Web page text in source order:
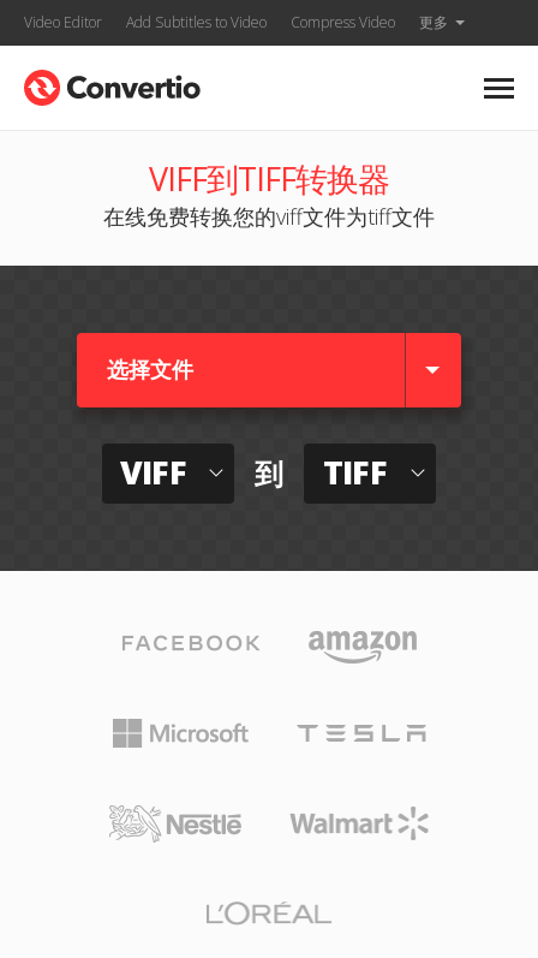
Video Editor Add Subtitles to Video Compress Video 更多
VIFF到TIFF转换器
在线免费转换您的viff文件为tiff文件
选择文件
VIFF 到 TIFF